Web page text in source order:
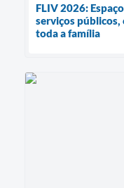
FLIV 2026:
serviços
toda a família